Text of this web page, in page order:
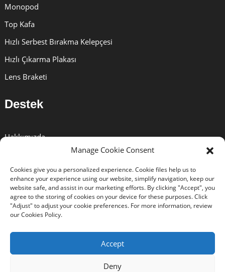
Monopod
Top Kafa
Hızlı Serbest Bırakma Kelepçesi
Hızlı Çıkarma Plakası
Lens Braketi
Destek
Hakkımızda
Haberler
Sertifikalar
Indirmek
Manage Cookie Consent
Cookies give you a personalized experience. Cookie files help us to
enhance your experience using our website, simplify navigation, keep our
website safe, and assist in our marketing efforts. By clicking "Accept", you
agree to the storing of cookies on your device for these purposes. Click
"Adjust" to adjust your cookie preferences. For more information, review
our Cookies Policy.
Accept
Deny